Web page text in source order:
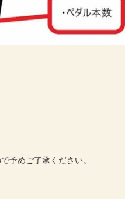
予めご了承ください。